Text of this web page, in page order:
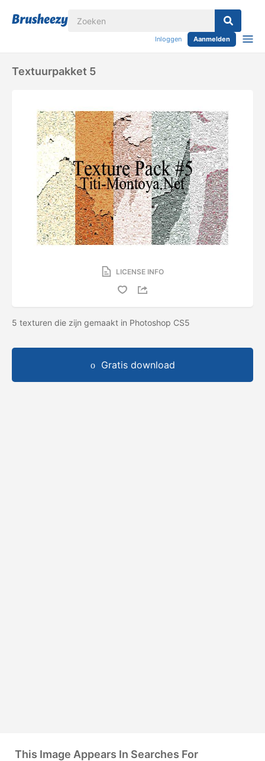
Inloggen Aanmelden
Textuurpakket 5
LICENSE INFO
5 texturen die zijn gemaakt in Photoshop CS5
Gratis download
This Image Appears In Searches For